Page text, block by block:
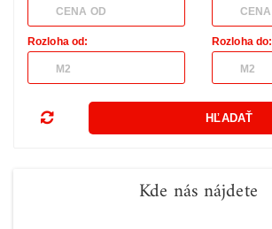
Rozloha od: Rozloha do:
Kde nás nájdete